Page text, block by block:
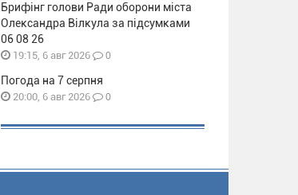
Брифінг голови Ради оборони міста
Олександра Вілкула за підсумками
06 08 26
19:15, 6 авг 2026 0
Погода на 7 серпня
20:00, 6 авг 2026 0